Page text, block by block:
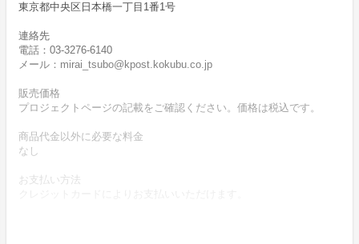
東京都中央区日本橋一丁目1番1号
連絡先
電話：03-3276-6140
メール：mirai_tsubo@kpost.kokubu.co.jp
販売価格
プロジェクトページの記載をご確認ください。価格は税込です。
商品代金以外に必要な料金
なし
お支払い方法